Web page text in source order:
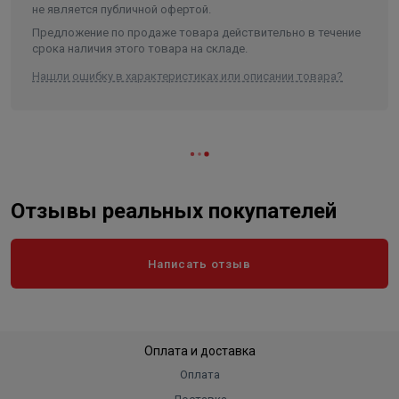
не является публичной офертой.
Предложение по продаже товара действительно в течение
срока наличия этого товара на складе.
Нашли ошибку в характеристиках или описании товара?
Отзывы реальных покупателей
Написать отзыв
Оплата и доставка
Оплата